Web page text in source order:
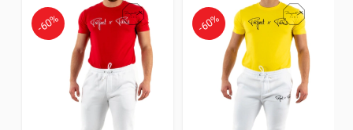
-60% -60%